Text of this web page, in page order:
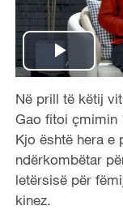
P
l
a
y
Në prill të këtij
Gao fitoi çmimin
Kjo është hera e
ndërkombëtar
letërsisë për
kinez.